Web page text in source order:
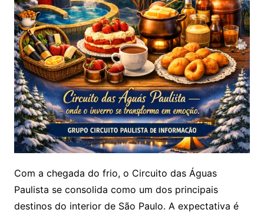
Com a chegada do frio, o Circuito das Águas
Paulista se consolida como um dos principais
destinos do interior de São Paulo. A expectativa é